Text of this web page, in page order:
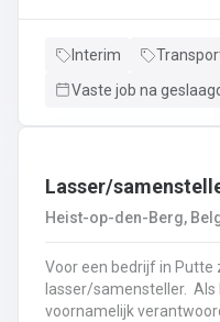
vloeistoffen.Laden en
documenten.Naleven
Interim
Vaste job na
Lasser/
Heist-op-den-Berg,
Voor een bedrijf in Putte
lasser/samensteller. Als lasser- samensteller ben je
voornamelijk